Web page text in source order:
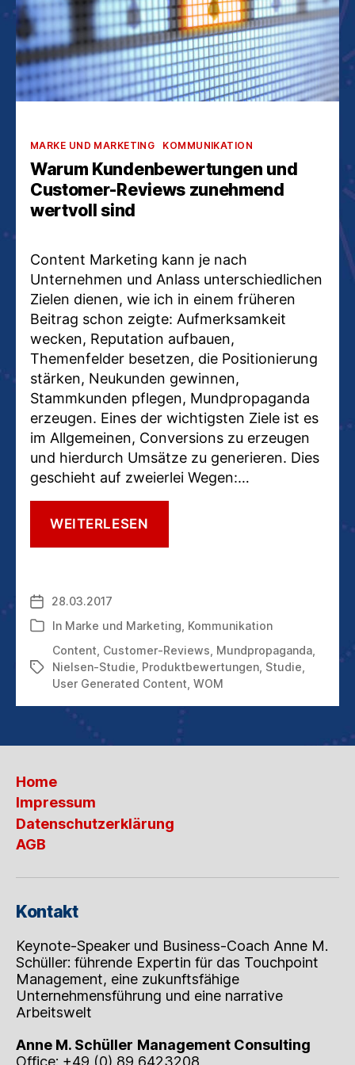
Kategorien
MARKE UND MARKETING KOMMUNIKATION
Warum Kundenbewertungen und
Customer-Reviews zunehmend
wertvoll sind
Content Marketing kann je nach
Unternehmen und Anlass unterschiedlichen
Zielen dienen, wie ich in einem früheren
Beitrag schon zeigte: Aufmerksamkeit
wecken, Reputation aufbauen,
Themenfelder besetzen, die Positionierung
stärken, Neukunden gewinnen,
Stammkunden pflegen, Mundpropaganda
erzeugen. Eines der wichtigsten Ziele ist es
im Allgemeinen, Conversions zu erzeugen
und hierdurch Umsätze zu generieren. Dies
geschieht auf zweierlei Wegen:…
WEITERLESEN
WERTVOLL
Veröffentlichungsdatum
28.03.2017
Kategorien
In Marke und Marketing Kommunikation
Schlagwörter
Content Customer-Reviews Mundpropaganda
Nielsen-Studie Produktbewertungen Studie
User Generated Content WOM
Home
Impressum
Datenschutzerklärung
AGB
Kontakt
Keynote-Speaker und Business-Coach Anne M.
Schüller: führende Expertin für das Touchpoint
Management, eine zukunftsfähige
Unternehmensführung und eine narrative
Arbeitswelt
Anne M. Schüller Management Consulting
Office: +49 (0) 89 6423208